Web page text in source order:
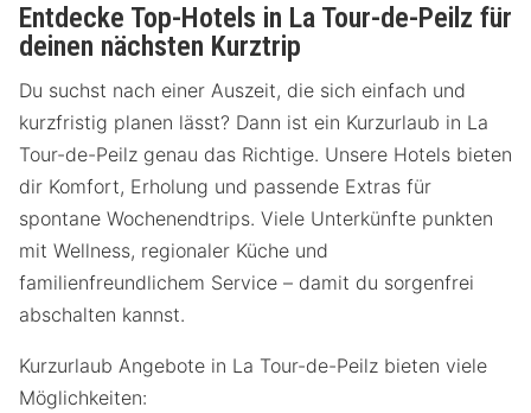
Entdecke Top-Hotels in La Tour-de-Peilz für
deinen nächsten Kurztrip
Du suchst nach einer Auszeit, die sich einfach und
kurzfristig planen lässt? Dann ist ein Kurzurlaub in La
Tour-de-Peilz genau das Richtige. Unsere Hotels bieten
dir Komfort, Erholung und passende Extras für
spontane Wochenendtrips. Viele Unterkünfte punkten
mit Wellness, regionaler Küche und
familienfreundlichem Service – damit du sorgenfrei
abschalten kannst.
Kurzurlaub Angebote in La Tour-de-Peilz bieten viele
Möglichkeiten: